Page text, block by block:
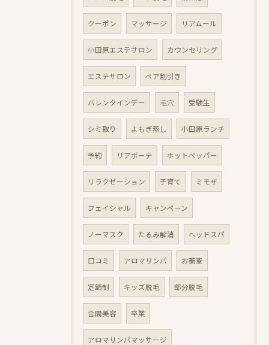
クーポン マッサージ リアムール
小田原エステサロン カウンセリング
エステサロン ペア割引き
バレンタインデー 毛穴 受験生
シミ取り よもぎ蒸し 小田原ランチ
予約 リアボーテ ホットペッパー
リラクゼーション 子育て ミモザ
フェイシャル キャンペーン
ノーマスク たるみ解消 ヘッドスパ
口コミ アロマリンパ お蕎麦
定額制 キッズ脱毛 部分脱毛
合間美容 卒業
アロマリンパマッサージ